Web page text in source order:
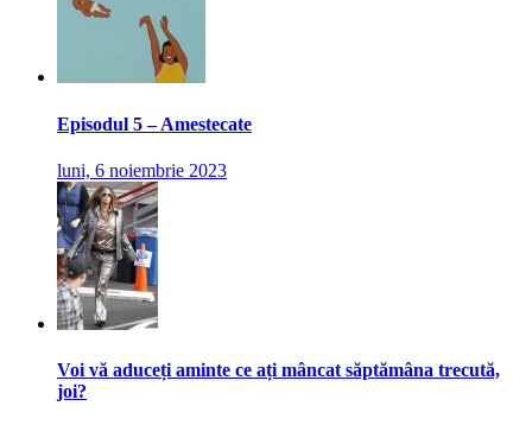
Episodul 5 – Amestecate
luni, 6 noiembrie 2023
Voi vă aduceți aminte ce ați mâncat săptămâna trecută,
joi?